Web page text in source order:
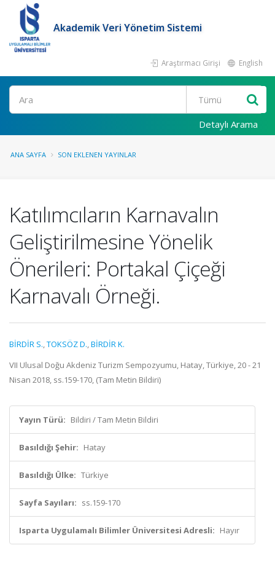
Akademik Veri Yönetim Sistemi
Araştırmacı Girişi English
Ara
Detaylı Arama
ANA SAYFA SON EKLENEN YAYINLAR
Katılımcıların Karnavalın
Geliştirilmesine Yönelik
Önerileri: Portakal Çiçeği
Karnavalı Örneği.
BİRDİR S.,TOKSÖZ D.,BİRDİR K.
VII Ulusal Doğu Akdeniz Turizm Sempozyumu, Hatay, Türkiye, 20 - 21
Nisan 2018, ss.159-170, (Tam Metin Bildiri)
Yayın Türü: Bildiri / Tam Metin Bildiri
Basıldığı Şehir: Hatay
Basıldığı Ülke: Türkiye
Sayfa Sayıları: ss.159-170
Isparta Uygulamalı Bilimler Üniversitesi Adresli: Hayır